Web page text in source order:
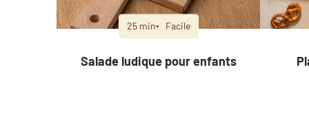
25 min Facile
Salade ludique pour enfants